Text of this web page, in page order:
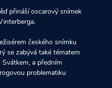
přináší oscarový snímek
českého snímku
se zabývá také tématem
a předním
problematiku